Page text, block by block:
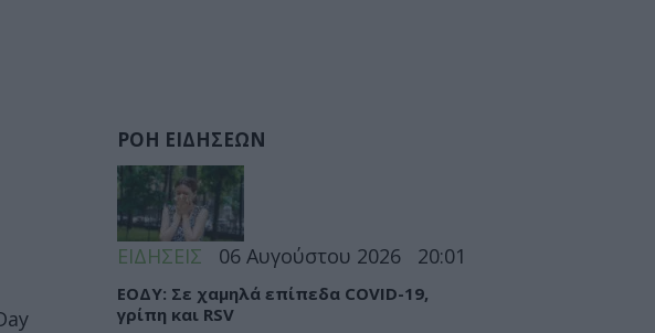
ΡΟΗ ΕΙΔΗΣΕΩΝ
ΕΙΔΗΣΕΙΣ 06 Αυγούστου 2026 20:01
ΕΟΔΥ: Σε χαμηλά επίπεδα COVID-19,
γρίπη και RSV